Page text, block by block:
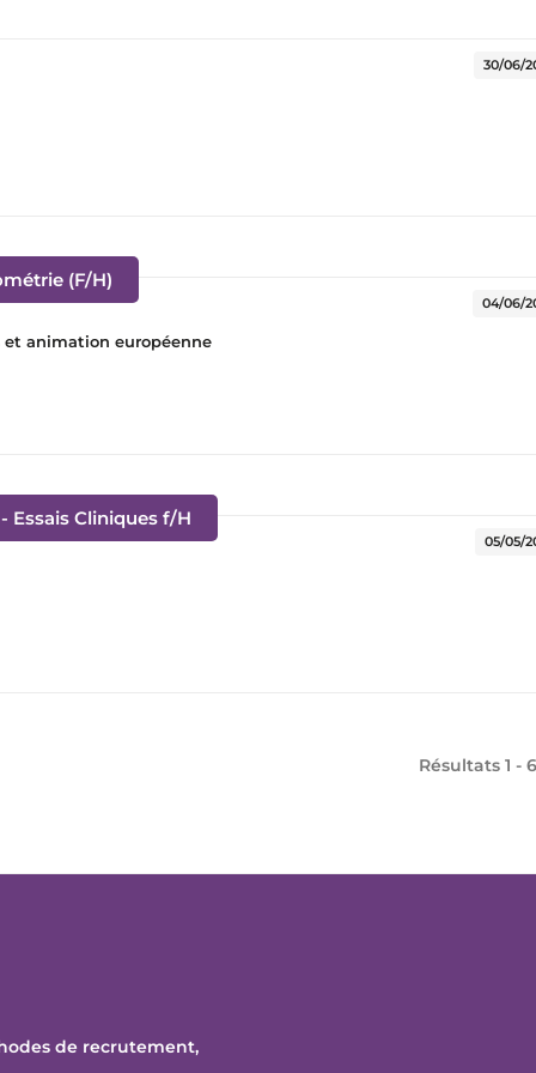
30/06/
(F/H)
et animation européenne
04/06/
Cliniques f/H
05/05/
Résultats 1 -
de recrutement,